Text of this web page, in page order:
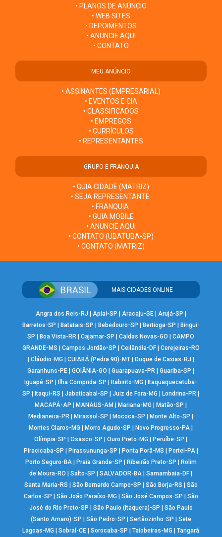
• PLANOS DE ANÚNCIO
• WEB SITES
• DEPOIMENTOS
• ANUNCIE AQUI
• CONTATO
MEU ANÚNCIO
• ASSINANTES (EMPRESARIAL)
• EVENTOS E CIA
• CLASSIFICADOS
• EMPREGOS
• CURRÍCULOS
• REPRESENTANTES
GRUPO E FRANQUIA
• GUIA CIDADE (MATRIZ)
• SEJA REPRESENTANTE
• FRANQUIA
• GUIA MOBILE
• ANUNCIE AQUI
• CONTATO (UBATUBA-SP)
• CONTATO (MATRIZ)
MAIS CIDADES ONLINE
Angra dos Reis-RJ | Apiaí-SP | Aracaju-SE| Arujá-SP |
Barretos-SP | Batatais-SP | Bebedouro-SP | Bertioga-SP | Birigui-
SP |Boa Vista-RR |Cajamar-SP |Caldas Novas-GO |CAMPO
GRANDE-MS | Campos Jordão-SP | Ceilândia-DF| Cerejeiras-RO
| Cláudio-MG | CUIABÁ (Pedra 90)-MT| Duque de Caxias-RJ |
Garanhuns-PE |GOIÂNIA-GO |Guarapuava-PR |Guariba-SP |
Iguapé-SP |Ilha Comprida-SP |Itabirito-MG |Itaquaquecetuba-
SP |Itaqui-RS |Jaboticabal-SP |Juiz de Fora-MG |Londrina-PR |
MACAPÁ-AP |MANAUS-AM |Mariana-MG |Matão-SP |
Medianeira-PR |Mirassol-SP |Mococa-SP |Monte Alto-SP |
Montes Claros-MG |Morro Agudo-SP |Novo Progresso-PA |
Olímpia-SP |Osasco-SP |Ouro Preto-MG |Peruíbe-SP |
Piracicaba-SP | Pirassununga-SP | Ponta Porã-MS | Portel-PA|
Porto Seguro-BA| Praia Grande-SP | Ribeirão Preto-SP | Rolim
de Moura-RO |Salto-SP |SALVADOR-BA |Samambaia-DF |
Santa Maria-RS | São Bernardo Campo-SP | São Borja-RS | São
Carlos-SP | São João Paraíso-MG | São José Campos-SP | São
José do Rio Preto-SP | São Paulo (Itaquera)-SP | São Paulo
(Santo Amaro)-SP | São Pedro-SP | Sertãozinho-SP | Sete
Lagoas-MG |Sobral-CE |Sorocaba-SP |Taiobeiras-MG |Tangará